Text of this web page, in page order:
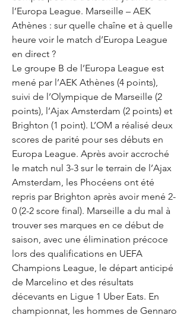
l’Europa League. Marseille – AEK
Athènes : sur quelle chaîne et à quelle
heure voir le match d’Europa League
Le groupe B de l’Europa League est
mené par l’AEK Athènes (4 points),
suivi de l’Olympique de Marseille (2
points), l’Ajax Amsterdam (2 points) et
Brighton (1 point). L’OM a réalisé deux
scores de parité pour ses débuts en
Europa League. Après avoir accroché
le match nul 3-3 sur le terrain de l’Ajax
Amsterdam, les Phocéens ont été
repris par Brighton après avoir mené 2-
0 (2-2 score final). Marseille a du mal à
trouver ses marques en ce début de
saison, avec une élimination précoce
lors des qualifications en UEFA
Champions League, le départ anticipé
de Marcelino et des résultats
décevants en Ligue 1 Uber Eats. En
championnat, les hommes de Gennaro